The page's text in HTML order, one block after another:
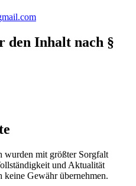
Inhalt nach §
wurden mit größter Sorgfalt
und Aktualität
Gewähr übernehmen.